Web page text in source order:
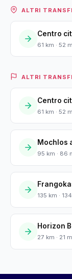
ALTRI
Centro
61 km · 52
ALTRI
Centro
61 km · 52
Mochlos
95 km · 86
135 km ·
Horizon
27 km · 21